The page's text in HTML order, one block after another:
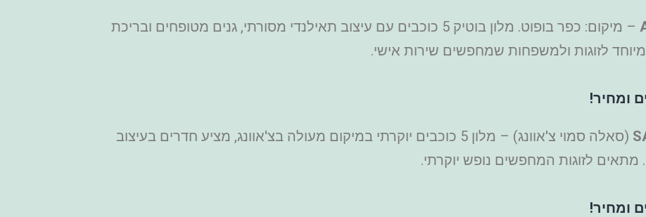
– מיקום: כפר בופוט. מלון בוטיק 5 כוכבים עם עיצוב תאילנדי מסורתי, גנים מטופחים ובריכת
לזוגות ולמשפחות שמחפשים שירות אישי.
ומחיר!
(סאלה סמוי צ'אוונג) – מלון 5 כוכבים יוקרתי במיקום מעולה בצ'אוונג, מציע חדרים בעיצוב
מתאים לזוגות המחפשים נופש יוקרתי.
ומחיר!